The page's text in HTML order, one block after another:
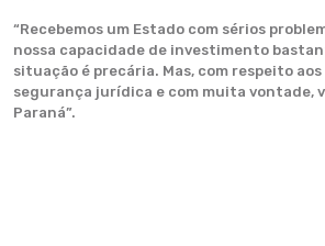
“Recebemos um Estado com sérios
nossa capacidade de investimento
situação é precária. Mas, com respeito
segurança jurídica e com muita vontade,
Paraná”.